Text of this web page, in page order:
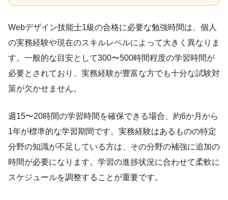
Webデザイン技能士1級の合格に必要な勉強時間は、個人
の実務経験や現在のスキルレベルによって大きく異なりま
す。一般的な目安として300〜500時間程度の学習時間が
必要とされており、実務経験が豊富な方でも十分な試験対
策が欠かせません。
週15〜20時間の学習時間を確保できる場合、約6か月から
1年が標準的な学習期間です。実務経験はあるものの特定
分野の知識が不足している方は、その分野の補強に追加の
時間が必要になります。学習の進捗状況に合わせて柔軟に
スケジュールを調整することが重要です。